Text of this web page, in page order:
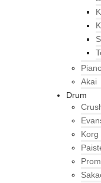
Akai
Drum
Korg